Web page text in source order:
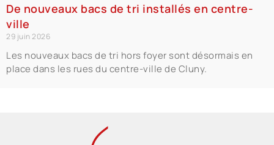
De nouveaux bacs de tri installés en centre-
ville
29 juin 2026
Les nouveaux bacs de tri hors foyer sont désormais en
place dans les rues du centre-ville de Cluny.